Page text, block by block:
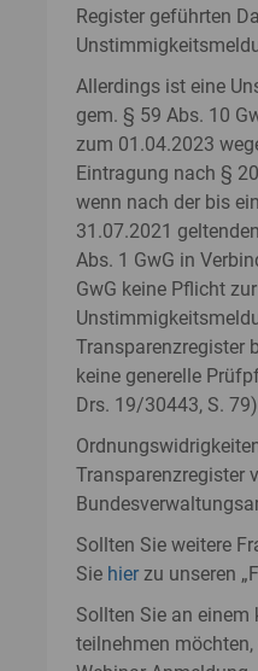
Register geführten
Allerdings ist eine
gem. § 59 Abs. 10
zum 01.04.2023
Eintragung nach §
wenn nach der bis
31.07.2021
Abs. 1 GwG in
GwG keine Pflicht
Transparenzregister
keine generelle
Drs. 19/30443, S.
Transparenzregister
Sollten Sie weitere
Sie hier zu unseren
Sollten Sie an
teilnehmen